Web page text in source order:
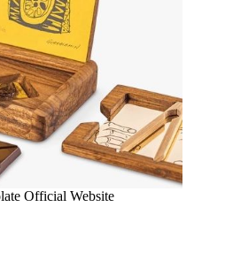
Official Website